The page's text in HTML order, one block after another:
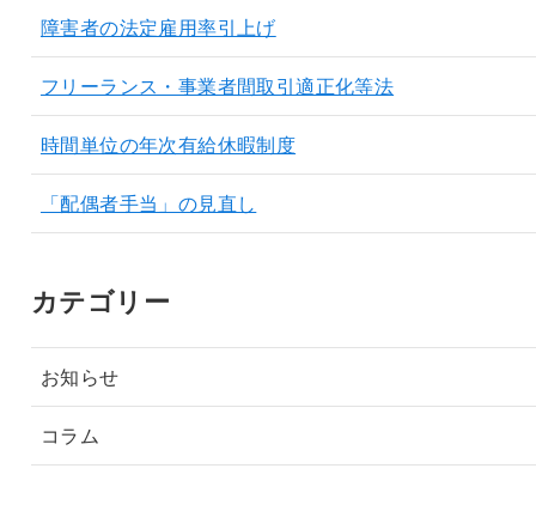
障害者の法定雇用率引上げ
フリーランス・事業者間取引適正化等法
時間単位の年次有給休暇制度
「配偶者手当」の見直し
カテゴリー
お知らせ
コラム